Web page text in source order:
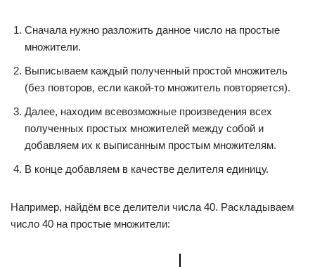
Сначала нужно разложить данное число на простые
множители.
Выписываем каждый полученный простой множитель
(без повторов, если какой-то множитель повторяется).
Далее, находим всевозможные произведения всех
полученных простых множителей между собой и
добавляем их к выписанным простым множителям.
В конце добавляем в качестве делителя единицу.
Например, найдём все делители числа 40. Раскладываем
число 40 на простые множители: